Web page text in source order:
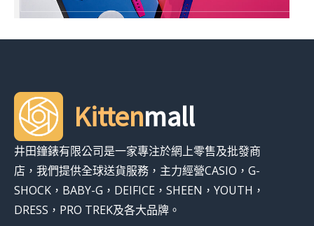
Kittenmall
井田鐘錶有限公司是一家專注於網上零售及批發商
店，我們提供全球送貨服務，主力經營CASIO，G-
SHOCK，BABY-G，DEIFICE，SHEEN，YOUTH，
DRESS，PRO TREK及各大品牌。